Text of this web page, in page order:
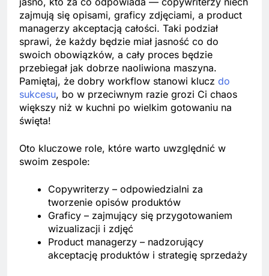
zajmują się opisami, graficy zdjęciami, a product
managerzy akceptacją całości. Taki podział
sprawi, że każdy będzie miał jasność co do
swoich obowiązków, a cały proces będzie
przebiegał jak dobrze naoliwiona maszyna.
Pamiętaj, że dobry workflow stanowi klucz do
sukcesu, bo w przeciwnym razie grozi Ci chaos
większy niż w kuchni po wielkim gotowaniu na
święta!
Oto kluczowe role, które warto uwzględnić w
swoim zespole:
Copywriterzy – odpowiedzialni za
tworzenie opisów produktów
Graficy – zajmujący się przygotowaniem
wizualizacji i zdjęć
Product managerzy – nadzorujący
akceptację produktów i strategię sprzedaży